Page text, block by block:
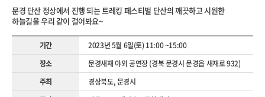
문경 단산 정상에서 진행 되는 트레킹 페스티벌 단산의 깨끗하고 시원한
하늘길을 우리 같이 걸어봐요~
기간
2023년 5월 6일(토) 11:00 ~15:00
장소
문경새재 야외 공연장 (경북 문경시 문경읍 새재로 932)
주최
경상북도, 문경시